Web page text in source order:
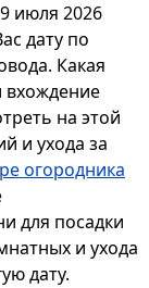
июля 2026
дату по
Какая
вхождение
на этой
и ухода за
огородника
для посадки
и ухода
дату.